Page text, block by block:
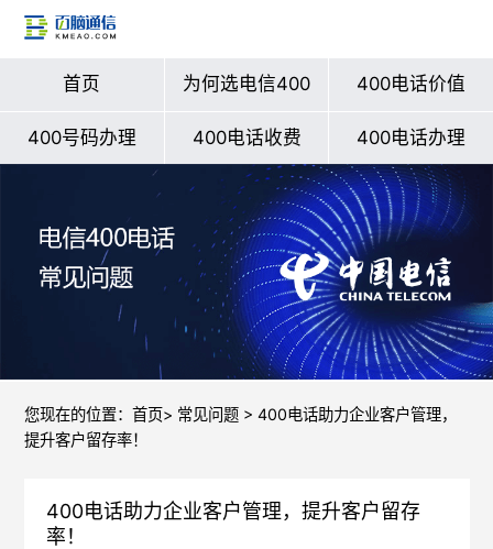
首页 为何选电信400 400电话价值
400号码办理 400电话收费 400电话办理
您现在的位置： 首页> 常见问题> 400电话助力企业客户管理，
提升客户留存率！
400电话助力企业客户管理，提升客户留存
率！